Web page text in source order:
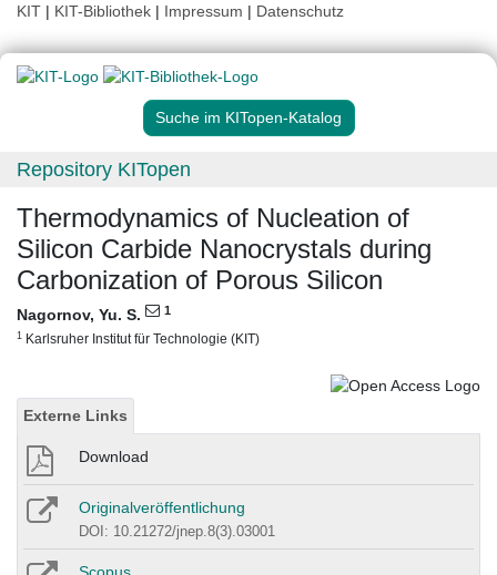
KIT | KIT-Bibliothek | Impressum | Datenschutz
Suche im KITopen-Katalog
Repository KITopen
Thermodynamics of Nucleation of
Silicon Carbide Nanocrystals during
Carbonization of Porous Silicon
Nagornov, Yu. S. 1
1 Karlsruher Institut für Technologie (KIT)
Externe Links
Download
Originalveröffentlichung
DOI: 10.21272/jnep.8(3).03001